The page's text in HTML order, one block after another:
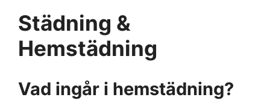
Städning &
Hemstädning
Vad ingår i hemstädning?